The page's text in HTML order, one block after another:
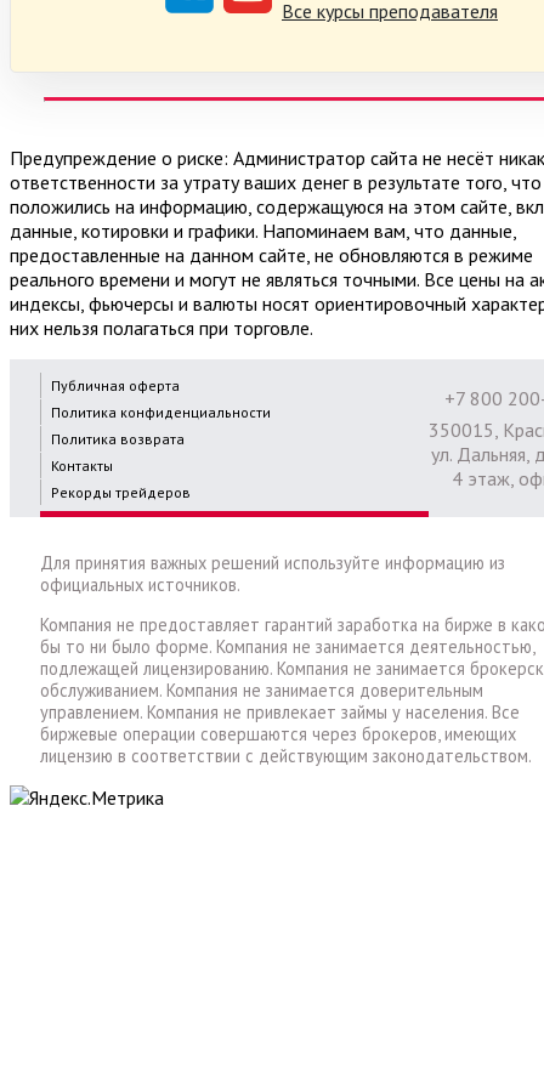
Все курсы преподавателя
Предупреждение о риске: Администратор сайта не несёт
ответственности за утрату ваших денег в результате того,
положились на информацию, содержащуюся на этом сайте,
данные, котировки и графики. Напоминаем вам, что данные,
предоставленные на данном сайте, не обновляются в режиме
реального времени и могут не являться точными. Все цены на
индексы, фьючерсы и валюты носят ориентировочный
них нельзя полагаться при торговле.
Публичная оферта
Политика конфиденциальности
Политика возврата
Контакты
Рекорды трейдеров
+7 800
350015,
ул. Дальняя,
4 этаж,
Для принятия важных решений используйте информацию из
официальных источников.
Компания не предоставляет гарантий заработка на бирже в
бы то ни было форме. Компания не занимается деятельностью,
подлежащей лицензированию. Компания не занимается
обслуживанием. Компания не занимается доверительным
управлением. Компания не привлекает займы у населения. Все
биржевые операции совершаются через брокеров, имеющих
лицензию в соответствии с действующим законодательством.